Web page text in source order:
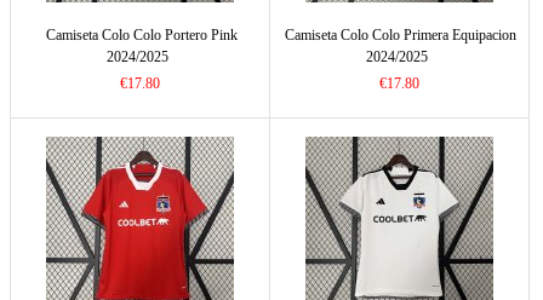
Camiseta Colo Colo Portero Pink
2024/2025
€17.80
Camiseta Colo Colo Primera Equipacion
2024/2025
€17.80